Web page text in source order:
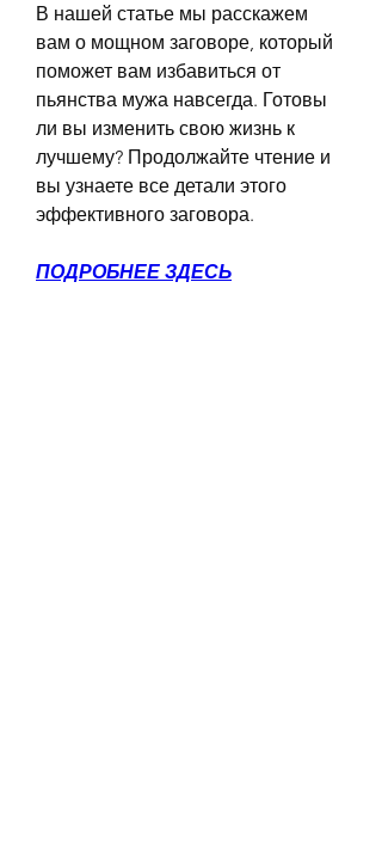
В нашей статье мы расскажем
вам о мощном заговоре, который
поможет вам избавиться от
пьянства мужа навсегда. Готовы
ли вы изменить свою жизнь к
лучшему? Продолжайте чтение и
вы узнаете все детали этого
эффективного заговора.
ПОДРОБНЕЕ ЗДЕСЬ